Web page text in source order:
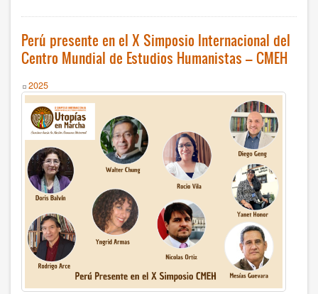
planeta
Paz
y
Perú presente en el X Simposio Internacional del
Centro Mundial de Estudios Humanistas – CMEH
Year
2025